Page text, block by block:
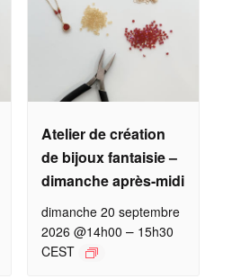
Atelier de création
de bijoux fantaisie –
dimanche après-midi
dimanche 20 septembre
2026 @14h00 – 15h30
CEST